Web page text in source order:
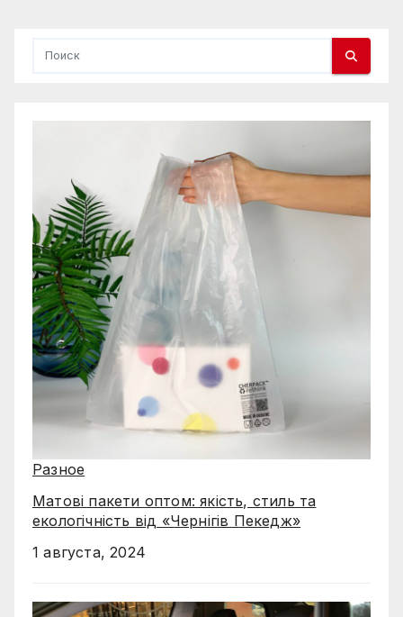
Разное
Матові пакети оптом: якість, стиль та
екологічність від «Чернігів Пекедж»
1 августа, 2024